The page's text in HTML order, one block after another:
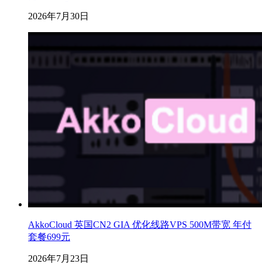
2026年7月30日
AkkoCloud 英国CN2 GIA 优化线路VPS 500M带宽 年付
套餐699元
2026年7月23日